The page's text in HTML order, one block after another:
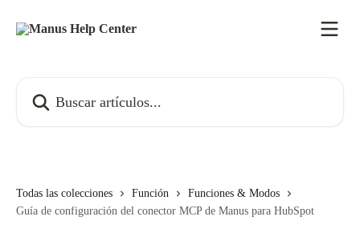
Todas las colecciones Función
Funciones & Modos
Guía de configuración del conector MCP de Manus para HubSpot